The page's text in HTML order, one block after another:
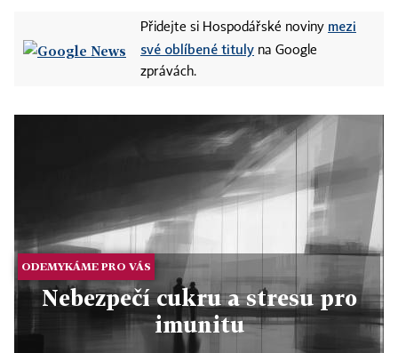
Přidejte si Hospodářské noviny mezi
své oblíbené tituly na Google
zprávách.
ODEMYKÁME PRO VÁS
Nebezpečí cukru a stresu pro
imunitu